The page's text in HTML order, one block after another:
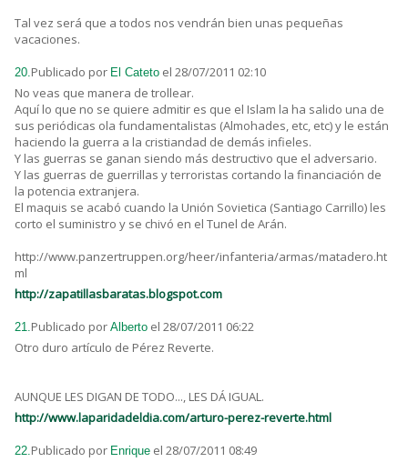
Tal vez será que a todos nos vendrán bien unas pequeñas
vacaciones.
20.Publicado por El Cateto el 28/07/2011 02:10
No veas que manera de trollear.
Aquí lo que no se quiere admitir es que el Islam la ha salido una de
sus periódicas ola fundamentalistas (Almohades, etc, etc) y le están
haciendo la guerra a la cristiandad de demás infieles.
Y las guerras se ganan siendo más destructivo que el adversario.
Y las guerras de guerrillas y terroristas cortando la financiación de
la potencia extranjera.
El maquis se acabó cuando la Unión Sovietica (Santiago Carrillo) les
corto el suministro y se chivó en el Tunel de Arán.
http://www.panzertruppen.org/heer/infanteria/armas/matadero.ht
ml
http://zapatillasbaratas.blogspot.com
21.Publicado por Alberto el 28/07/2011 06:22
Otro duro artículo de Pérez Reverte.
AUNQUE LES DIGAN DE TODO..., LES DÁ IGUAL.
http://www.laparidadeldia.com/arturo-perez-reverte.html
22.Publicado por Enrique el 28/07/2011 08:49